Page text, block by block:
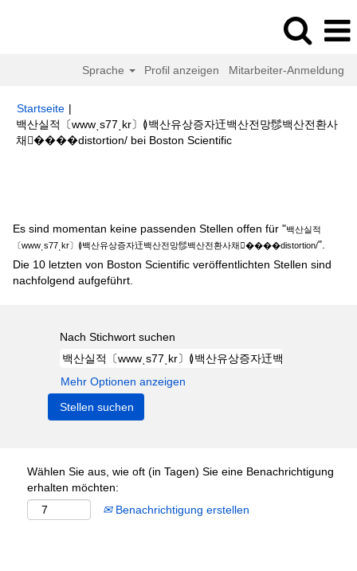
Sprache Profil anzeigen Mitarbeiter-Anmeldung
Startseite |
백산실적〔wwwͺs77ͺkr〕≬백산유상증자迀백산전망髿백산전환사
채����distortion/ bei Boston Scientific(aktuelle
Es sind momentan keine passenden Stellen offen für "백산실적
〔wwwͺs77ͺkr〕≬백산유상증자迀백산전망髿백산전환사채����distortion/".
Die 10 letzten von Boston Scientific veröffentlichten Stellen sind
nachfolgend aufgeführt.
Nach Stichwort suchen
Mehr Optionen anzeigen
Wählen Sie aus, wie oft (in Tagen) Sie eine Benachrichtigung
erhalten möchten:
Benachrichtigung erstellen